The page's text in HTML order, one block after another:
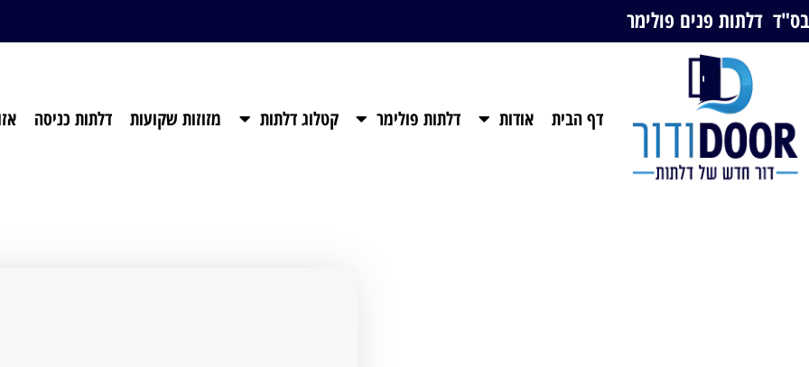
בס"ד דלתות פנים פולימר
דף הבית אודות דלתות פולימר קטלוג דלתות מזוזות שקועות דלתות כניסה